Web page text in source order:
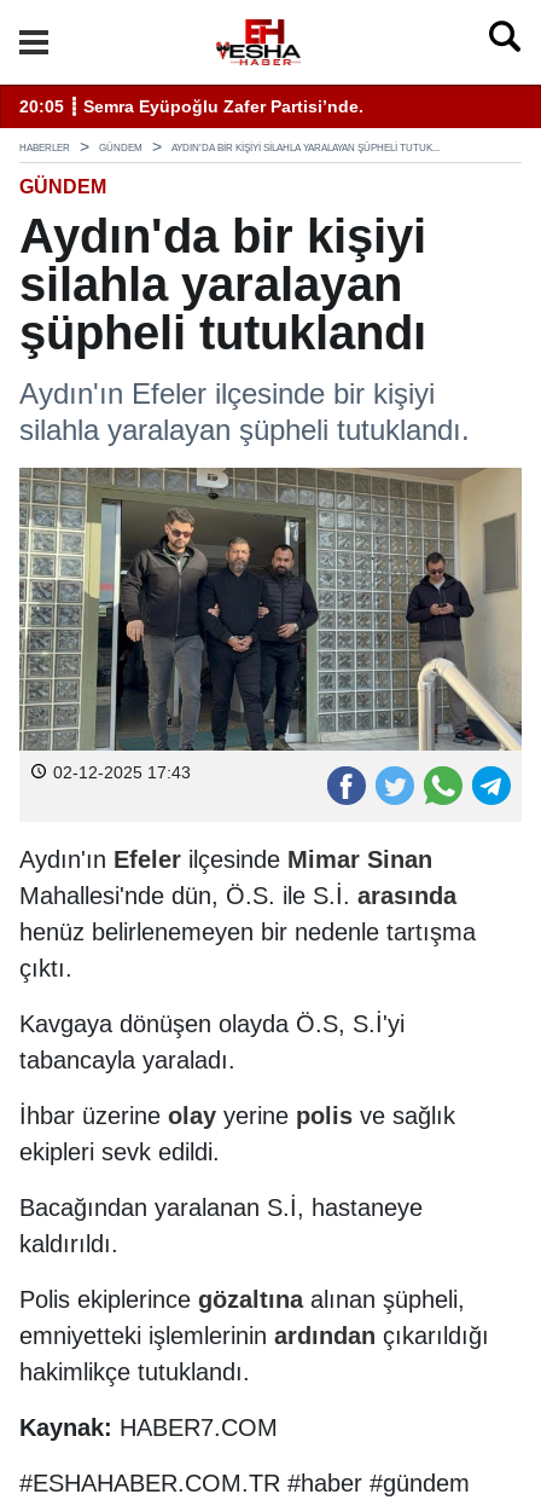
11:19 ┋ ÇEVSADER Eskişehir İl Başkanı Sinem Eltin'den
HABERLER GÜNDEM AYDIN'DA BIR KIŞIYI SILAHLA YARALAYAN ŞÜPHELI TUTUK...
GÜNDEM
Aydın'da bir kişiyi
silahla yaralayan
şüpheli tutuklandı
Aydın'ın Efeler ilçesinde bir kişiyi
silahla yaralayan şüpheli tutuklandı.
02-12-2025 17:43
Aydın'ın Efeler ilçesinde Mimar Sinan
Mahallesi'nde dün, Ö.S. ile S.İ. arasında
henüz belirlenemeyen bir nedenle tartışma
çıktı.
Kavgaya dönüşen olayda Ö.S, S.İ'yi
tabancayla yaraladı.
İhbar üzerine olay yerine polis ve sağlık
ekipleri sevk edildi.
Bacağından yaralanan S.İ, hastaneye
kaldırıldı.
Polis ekiplerince gözaltınaalınan şüpheli,
emniyetteki işlemlerinin ardından çıkarıldığı
hakimlikçe tutuklandı.
Kaynak: HABER7.COM
#ESHAHABER.COM.TR #haber #gündem